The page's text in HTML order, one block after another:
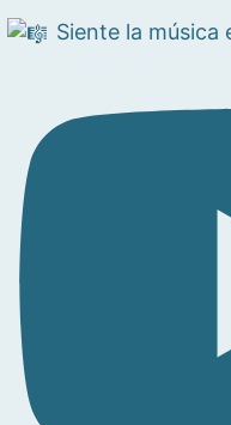
Siente la música